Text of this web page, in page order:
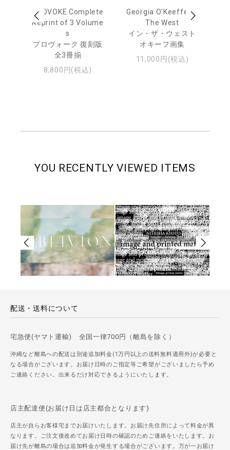
PROVOKE Complete
Reprint of 3 Volume
s
プロヴォーク 復刻版
全3冊揃
8,800円(税込)
Georgia O'Keeffe: In
The West
イン・ザ・ウェスト
オキーフ画集
11,000円(税込)
YOU RECENTLY VIEWED ITEMS
配送・送料について
宅急便(ヤマト運輸) 全国一律700円（離島を除く）
沖縄など離島への配送は別途追加料金(1万円以上の送料無料適用外)が必要と
なる場合がございます。お届け日時のご指定等ご希望がございましたら予め
ご連絡ください。出来るだけ対応できるようにいたします。
店主配達便(お届け日は店主都合となります)
店主が自らお客様宅までお届けいたします。お届け先住所によって料金が異
なります。ご注文後改めてお届け日時の確認のためご連絡をいたします。お
届け先が離島の場合は追加料金が発生する場合がございます。万が一お届け